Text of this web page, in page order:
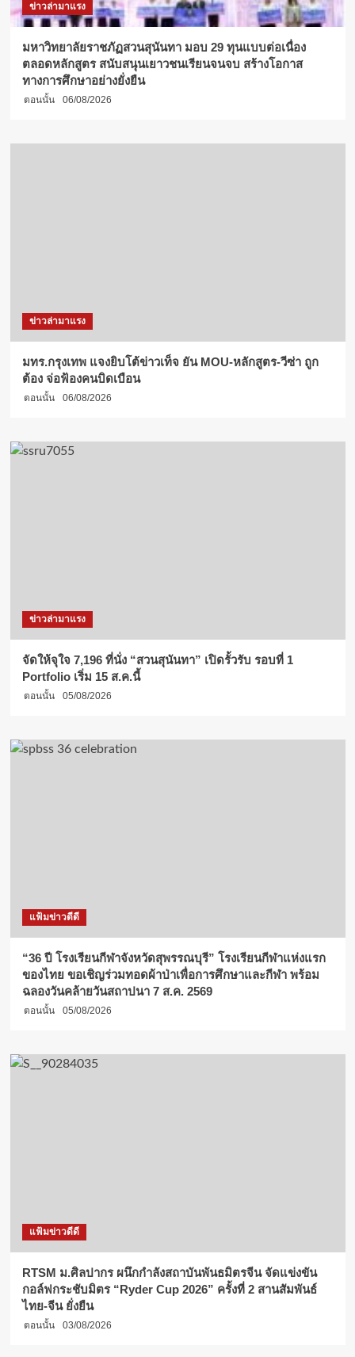
ข่าวล่ามาแรง
มหาวิทยาลัยราชภัฏสวนสุนันทา มอบ 29 ทุนแบบต่อเนื่อง
ตลอดหลักสูตร สนับสนุนเยาวชนเรียนจนจบ สร้างโอกาส
ทางการศึกษาอย่างยั่งยืน
ตอนนั้น 06/08/2026
ข่าวล่ามาแรง
มทร.กรุงเทพ แจงยิบโต้ข่าวเท็จ ยัน MOU-หลักสูตร-วีซ่า ถูก
ต้อง จ่อฟ้องคนบิดเบือน
ตอนนั้น 06/08/2026
ข่าวล่ามาแรง
จัดให้จุใจ 7,196 ที่นั่ง “สวนสุนันทา” เปิดรั้วรับ รอบที่ 1
Portfolio เริ่ม 15 ส.ค.นี้
ตอนนั้น 05/08/2026
แฟ้มข่าวดีดี
“36 ปี โรงเรียนกีฬาจังหวัดสุพรรณบุรี” โรงเรียนกีฬาแห่งแรก
ของไทย ขอเชิญร่วมทอดผ้าป่าเพื่อการศึกษาและกีฬา พร้อม
ฉลองวันคล้ายวันสถาปนา 7 ส.ค. 2569
ตอนนั้น 05/08/2026
แฟ้มข่าวดีดี
RTSM ม.ศิลปากร ผนึกกำลังสถาบันพันธมิตรจีน จัดแข่งขัน
กอล์ฟกระชับมิตร “Ryder Cup 2026” ครั้งที่ 2 สานสัมพันธ์
ไทย-จีน ยั่งยืน
ตอนนั้น 03/08/2026